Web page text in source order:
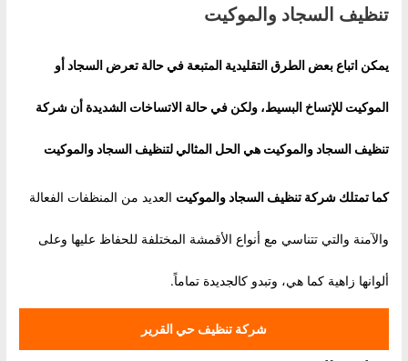
تنظيف السجاد والموكيت
يمكن اتباع بعض الطرق التقليدية المتبعة في حالة تعرض السجاد أو
الموكيت للإتساخ البسيط، ولكن في حالة الاتساخات الشديدة أن شركة
تنظيف السجاد والموكيت هي الحل المثالي لتنظيف السجاد والموكيت
كما تمتلك شركةتنظيف السجاد والموكيت العديد من المنظفات الفعالة
والآمنة والتي تتناسي مع أنواع الأقمشة المختلفة للحفاظ عليها وعلى
ألوانها زاهية كما هي، وتبدو كالجديدة تماماً.
شركة تنظيف حي القرير